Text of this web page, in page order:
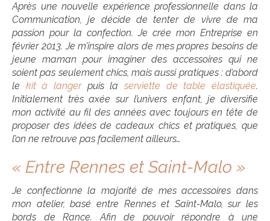
Revendeurs
Après une nouvelle expérience professionnelle dans la
Communication, je décide de tenter de vivre de ma
passion pour la confection. Je crée mon Entreprise en
février 2013. Je m’inspire alors de mes propres besoins de
jeune maman pour imaginer des accessoires qui ne
soient pas seulement chics, mais aussi pratiques : d’abord
le kit à langerpuis laserviette de table élastiquée.
Initialement très axée sur l’univers enfant, je diversifie
mon activité au fil des années avec toujours en tête de
proposer des idées de cadeaux chics et pratiques, que
l’on ne retrouve pas facilement ailleurs…
« Entre Rennes et Saint-Malo »
Je confectionne la majorité de mes accessoires dans
mon atelier, basé entre Rennes et Saint-Malo, sur les
bords de Rance. Afin de pouvoir répondre à une